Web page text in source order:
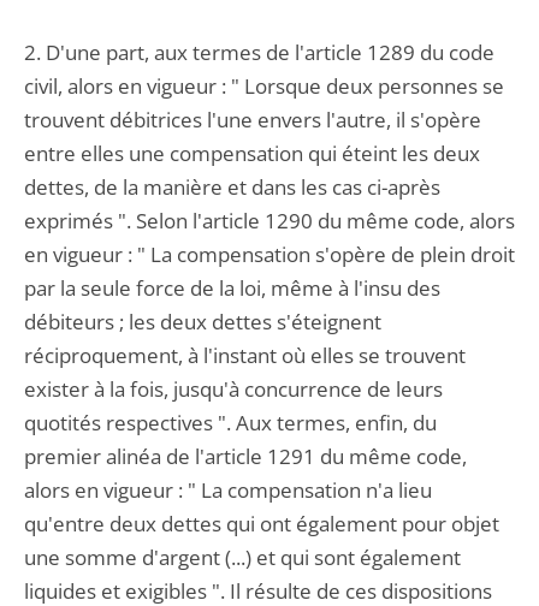
2. D'une part, aux termes de l'article 1289 du code
civil, alors en vigueur : " Lorsque deux personnes se
trouvent débitrices l'une envers l'autre, il s'opère
entre elles une compensation qui éteint les deux
dettes, de la manière et dans les cas ci-après
exprimés ". Selon l'article 1290 du même code, alors
en vigueur : " La compensation s'opère de plein droit
par la seule force de la loi, même à l'insu des
débiteurs ; les deux dettes s'éteignent
réciproquement, à l'instant où elles se trouvent
exister à la fois, jusqu'à concurrence de leurs
quotités respectives ". Aux termes, enfin, du
premier alinéa de l'article 1291 du même code,
alors en vigueur : " La compensation n'a lieu
qu'entre deux dettes qui ont également pour objet
une somme d'argent (...) et qui sont également
liquides et exigibles ". Il résulte de ces dispositions